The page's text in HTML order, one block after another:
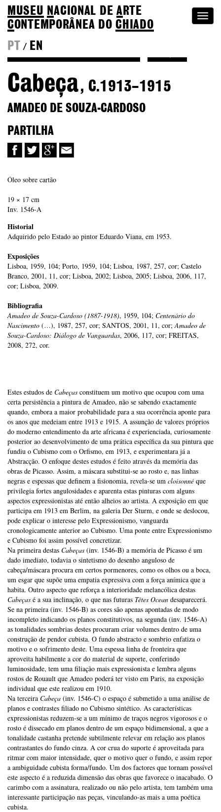
MUSEU NACIONAL DEA RTE
CONTEMPORÂNEA DOCHIADO
PT
/ EN
Cabeça, C.1913–1915
AMADEO DE SOUZA-CARDOSO
PARTILHA
Óleo sobre cartão
19 × 17 cm
Inv. 1546-A
Historial
Adquirido pelo Estado ao pintor Eduardo Viana, em 1953.
Exposições
Lisboa, 1959, 104; Porto, 1959, 104; Lisboa, 1987, 257, cor; Castelo
Branco, 2001, 11, cor; Lisboa, 2002; Lisboa, 2005; Lisboa, 2006, 117,
cor; Lisboa, 2009.
Bibliografia
Amadeo de Souza-Cardoso (1887-1918), 1959, 104; Centenário do
Nascimento (…), 1987, 257, cor; SANTOS, 2001, 11, cor; Amadeo de
Souza-Cardoso: Diálogo de Vanguardas, 2006, 117, cor; FREITAS,
2008, 272, cor.
Estes estudos de Cabeças constituem um motivo que ocupou com uma
certa persistência a pintura de Amadeo, não se sabendo exactamente
quando, embora a maior probabilidade para a sua ocorrência aponte para
os anos que medeiam entre 1913 e 1915. A assunção de valores próprios
do moderno entendimento da arte africana é experienciada, curiosamente
posterior ao desenvolvimento de uma prática específica da sua pintura que
fundiu o Cubismo com o Orfismo, em 1913, e experimentara já a
Abstracção. O enfoque destes estudos é feito através da memória das
obras de Picasso. Assim, a máscara substitui-se ao rosto e, nas linhas
negras e espessas que definem a fisionomia, revela-se um cloisonné que
privilegia fortes angulosidades e aparenta estas pinturas com alguns
aspectos expressionistas até então alheios ao artista. A exposição em que
participa em 1913 em Berlim, na galeria Der Sturm, e onde se deslocou,
pode explicar o interesse pelo Expressionismo, vanguarda
cronologicamente anterior ao Cubismo. Uma ponte entre Expressionismo
e Cubismo foi assim possível concretizar.
Na primeira destas Cabeças (inv. 1546-B) a memória de Picasso é um
dado imediato, todavia o sintetismo do desenho anguloso de
cabeça/máscara procura em certos pormenores, como os olhos ou a boca,
um esgar que supõe uma empatia expressiva com a força anímica que a
habita. Outro aspecto que reforça a interioridade melancólica destas
Cabeças é a sua inclinação, o que nas futuras Têtes Ocean desaparecerá.
Se na primeira (inv. 1546-B) as cores são apenas apontadas de modo
incompleto indicando os planos constitutivos, na segunda (inv. 1546-A)
as tonalidades sombrias destes procuram criar volumes dentro de uma
construção de pendor cubista. O fundo abstracto e sombrio enfatiza o
motivo e o sofrimento deste. Uma espessa linha de fronteira que
aproveita habilmente a cor do material de suporte, conferindo
luminosidade, tem uma filiação mais expressionista e lembra alguns
rostos de Rouault que Amadeo poderá ter visto em Paris, na exposição
individual que este realizou em 1910.
Na terceira Cabeça (inv. 1546-C) o espaço é submetido a uma análise de
planos e contrastes filiado no Cubismo sintético. As características
expressionistas reduzem-se a um mínimo de traços negros vigorosos e o
rosto é dissecado em planos dentro de um espaço bidimensional, a que a
tonalidade castanha pretende subtilmente relevar em relação aos planos
contrastantes do fundo cinza. A cor crua do suporte é aproveitada para
ritmar com maior intensidade, quer o motivo quer o fundo, e assim repor
a ambiguidade cubista forma/fundo. Um dos factores que tornam possível
este aspecto é a reduzida dimensão das obras que favorece o inacabado. O
carimbo com a assinatura, realizado ou não pelo artista, tem também uma
interessante participação nas peças, vinculando-as mais a uma poética
cubista.